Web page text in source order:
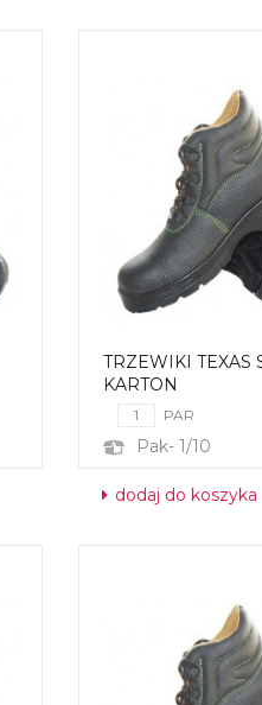
TRZEWIKI TEXAS
KARTON
PAR
Pak- 1/10
dodaj do koszyka